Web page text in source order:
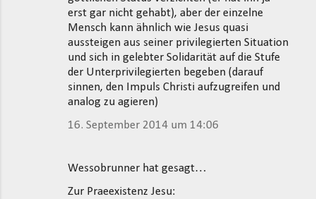
erst gar nicht gehabt), aber der einzelne
Mensch kann ähnlich wie Jesus quasi
aussteigen aus seiner privilegierten Situation
und sich in gelebter Solidarität auf die Stufe
der Unterprivilegierten begeben (darauf
sinnen, den Impuls Christi aufzugreifen und
analog zu agieren)
16. September 2014 um 14:06
Wessobrunner hat gesagt…
Zur Praeexistenz Jesu: